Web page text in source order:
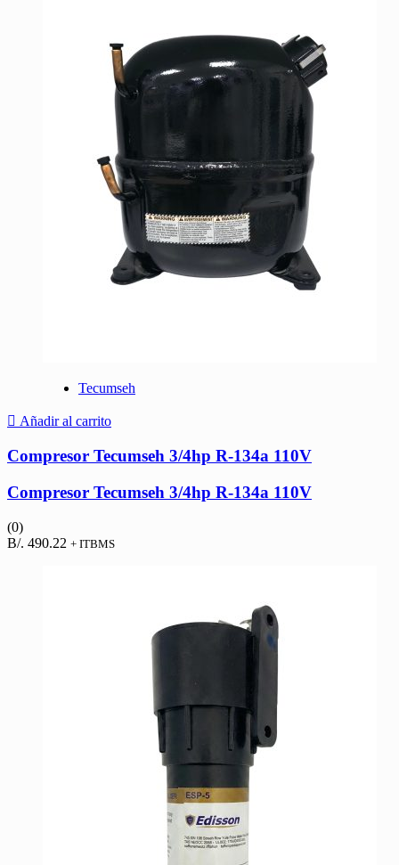
Tecumseh
Añadir al carrito
Compresor Tecumseh 3/4hp R-134a 110V
Compresor Tecumseh 3/4hp R-134a 110V
(0)
B/. 490.22 + ITBMS